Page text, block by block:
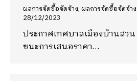
ผลการจัดซื้อจัดจ้าง,ผลการจัดซื้อจัดจ้า
28/12/2023
ประกาศเทศบาลเมืองบ้านสว
ชนะการเสนอราคา…